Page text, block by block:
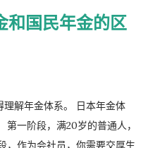
和国民年金的区
解年金体系。 日本年金体
一阶段，满20岁的普通人，
，作为会社员，你需要交厚生